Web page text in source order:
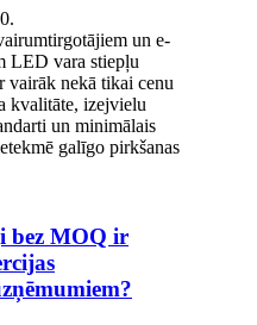
un e-
LED vara stiepļu
vairāk nekā tikai cenu
kvalitāte, izejvielu
un minimālais
galīgo pirkšanas
bez MOQ ir